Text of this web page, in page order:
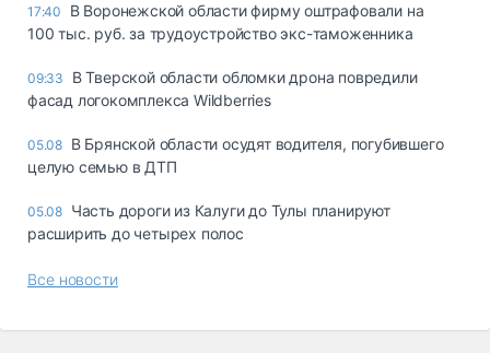
17:40
В Воронежской области фирму оштрафовали на
100 тыс. руб. за трудоустройство экс-таможенника
09:33
В Тверской области обломки дрона повредили
фасад логокомплекса Wildberries
05.08 В Брянской области осудят водителя, погубившего
целую семью в ДТП
05.08 Часть дороги из Калуги до Тулы планируют
расширить до четырех полос
Все новости